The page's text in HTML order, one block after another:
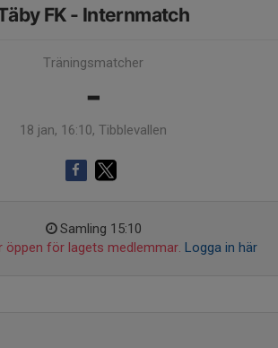
FK - Internmatch
Träningsmatcher
-
18 jan, 16:10, Tibblevallen
Samling 15:10
öppen för lagets medlemmar. Logga in här